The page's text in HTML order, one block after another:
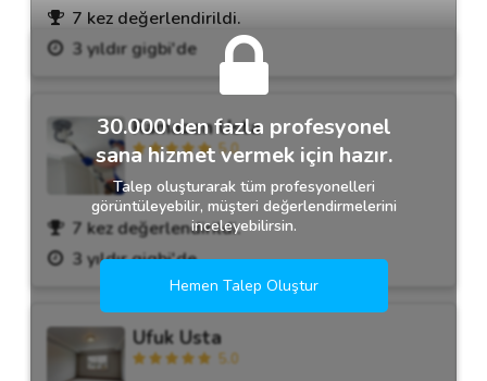
7 kez değerlendirildi.
3 yıldır gigbi'de
Ramazan Usta
5.0
7 kez değerlendirildi.
3 yıldır gigbi'de
Ufuk Usta
5.0
30.000'den fazla profesyonel
sana hizmet vermek için hazır.
Talep oluşturarak tüm profesyonelleri
görüntüleyebilir, müşteri değerlendirmelerini
inceleyebilirsin.
Hemen Talep Oluştur